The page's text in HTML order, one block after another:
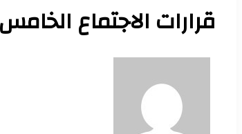
قرارات الاجتماع